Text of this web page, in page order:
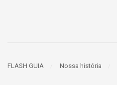
FLASH GUIA Nossa história